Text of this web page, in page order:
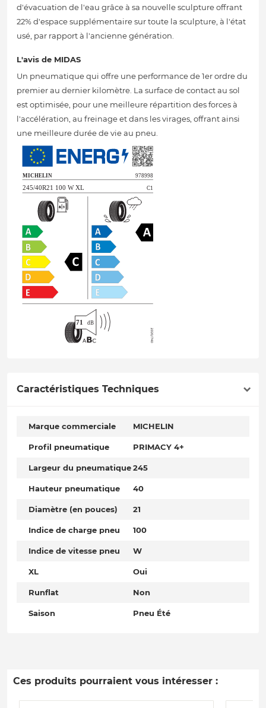
d'évacuation de l'eau grâce à sa nouvelle sculpture offrant
22% d'espace supplémentaire sur toute la sculpture, à l'état
usé, par rapport à l'ancienne génération.
L'avis de MIDAS
Un pneumatique qui offre une performance de 1er ordre du
premier au dernier kilomètre. La surface de contact au sol
est optimisée, pour une meilleure répartition des forces à
l'accélération, au freinage et dans les virages, offrant ainsi
une meilleure durée de vie au pneu.
Caractéristiques Techniques
Marque commerciale MICHELIN
Profil pneumatique PRIMACY 4+
Largeur du pneumatique245
Hauteur pneumatique 40
Diamètre (en pouces) 21
Indice de charge pneu 100
Indice de vitesse pneu W
XL Oui
Runflat Non
Saison Pneu Été
Ces produits pourraient vous intéresser :